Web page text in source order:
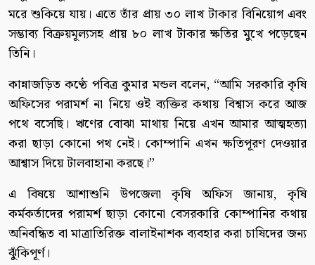
মরে শুকিয়ে যায়। এতে তাঁর প্রায় ৩০ লাখ টাকার বিনিয়োগ এবং
সম্ভাব্য বিক্রয়মূল্যসহ প্রায় ৮০ লাখ টাকার ক্ষতির মুখে পড়েছেন
তিনি।
কান্নাজড়িত কণ্ঠে পবিত্র কুমার মন্ডল বলেন, “আমি সরকারি কৃষি
অফিসের পরামর্শ না নিয়ে ওই ব্যক্তির কথায় বিশ্বাস করে আজ
পথে বসেছি। ঋণের বোঝা মাথায় নিয়ে এখন আমার আত্মহত্যা
করা ছাড়া কোনো পথ নেই। কোম্পানি এখন ক্ষতিপূরণ দেওয়ার
আশ্বাস দিয়ে টালবাহানা করছে।”
এ বিষয়ে আশাশুনি উপজেলা কৃষি অফিস জানায়, কৃষি
কর্মকর্তাদের পরামর্শ ছাড়া কোনো বেসরকারি কোম্পানির কথায়
অনিবন্ধিত বা মাত্রাতিরিক্ত বালাইনাশক ব্যবহার করা চাষিদের জন্য
ঝুঁকিপূর্ণ।